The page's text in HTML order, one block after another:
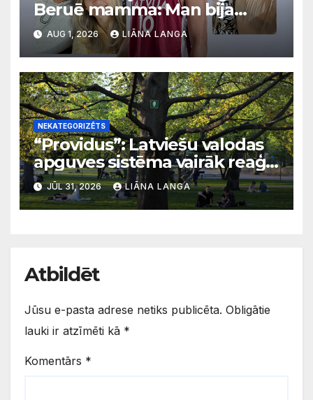
Beruē mamma: Man bija
svarīgi, lai bērni apgūst
latviešu valodu
AUG 1, 2026 LIĀNA LANGA
NEKATEGORIZĒTS
“Providus”: Latviešu valodas
apguves sistēma vairāk reaģē
uz krīzēm nekā ilgtermiņa
migrācijas tendencēm
JŪL 31, 2026 LIĀNA LANGA
Atbildēt
Jūsu e-pasta adrese netiks publicēta. Obligātie
lauki ir atzīmēti kā *
Komentārs *